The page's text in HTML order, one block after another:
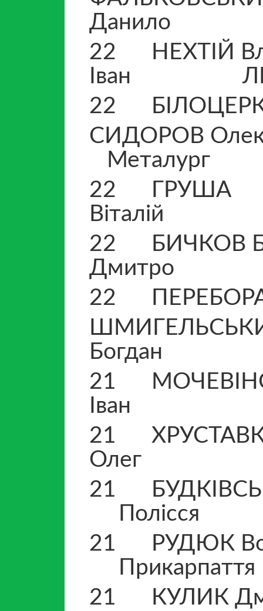
22 НЕХТІЙ
Іван
22
Металург
22 ГРУША
22 БИЧКОВ
Дмитро
22 ПЕРЕБОРА
21
Іван
21
21
Полісся
21 РУДЮК
Прикарпаття
21 КУЛИК